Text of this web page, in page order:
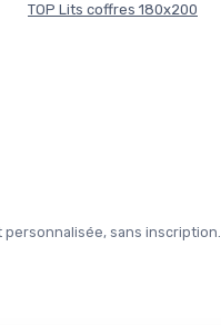
TOP Lits coffres 180x200
sans inscription.